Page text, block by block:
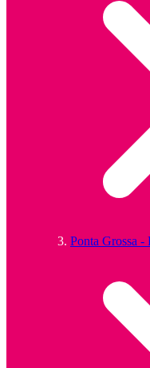
Ponta Grossa -